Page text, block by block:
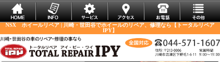
NSX ホイールリペア | 川崎・世田谷でホイールのリペア、修理なら【トータルリペア
IPY】